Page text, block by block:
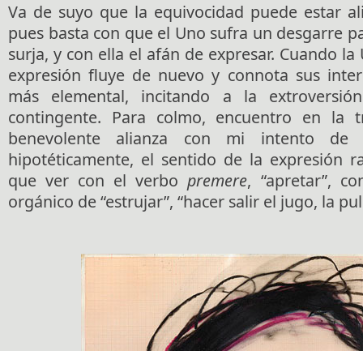
Va de suyo que la equivocidad puede estar
pues basta con que el Uno sufra un desgarre
surja, y con ella el afán de expresar. Cuando
expresión fluye de nuevo y connota sus
más elemental, incitando a la
contingente. Para colmo, encuentro en la
benevolente alianza con mi intento de
hipotéticamente, el sentido de la expresión
que ver con el verbopremere, “apretar”,
orgánico de “estrujar”, “hacer salir el jugo, la